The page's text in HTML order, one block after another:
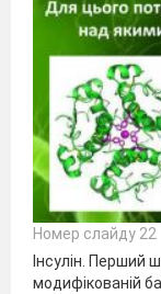
Номер слайду 22
Інсулін. Перший
модифікованій